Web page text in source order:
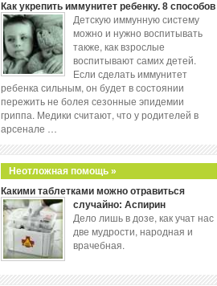
Как укрепить иммунитет ребенку. 8 способов
Детскую иммунную систему
можно и нужно воспитывать
также, как взрослые
воспитывают самих детей.
Если сделать иммунитет
ребенка сильным, он будет в состоянии
пережить не болея сезонные эпидемии
гриппа. Медики считают, что у родителей в
арсенале …
Неотложная помощь »
Какими таблетками можно отравиться
случайно: Аспирин
Дело лишь в дозе, как учат нас
две мудрости, народная и
врачебная.